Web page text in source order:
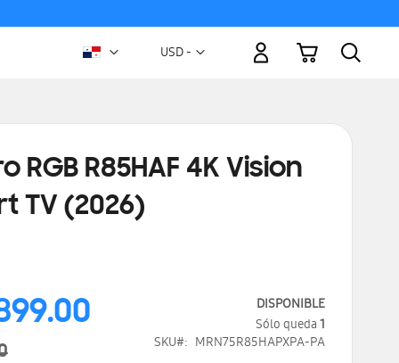
Moneda
USD -
Mi carrito
RGB R85HAF 4K Vision
TV (2026)
DISPONIBLE
Sólo queda1
SKU
MRN75R85HAPXPA-PA